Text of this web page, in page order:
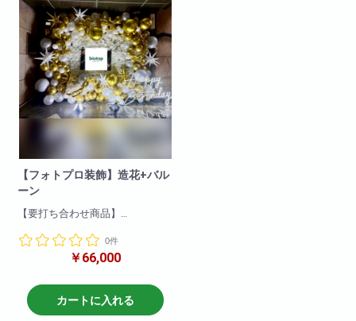
【フォトプロ装飾】造花+バル
ーン
【要打ち合わせ商品】
「写真映えする空間を作りた
「店舗全体はできないから、入
口や1部の壁面を豪華にしたい!」
とお考えのかたにオススメです!
0件
￥66,000
カートに入れる